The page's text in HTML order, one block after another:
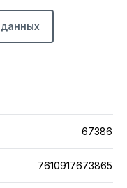
67386
7610917673865